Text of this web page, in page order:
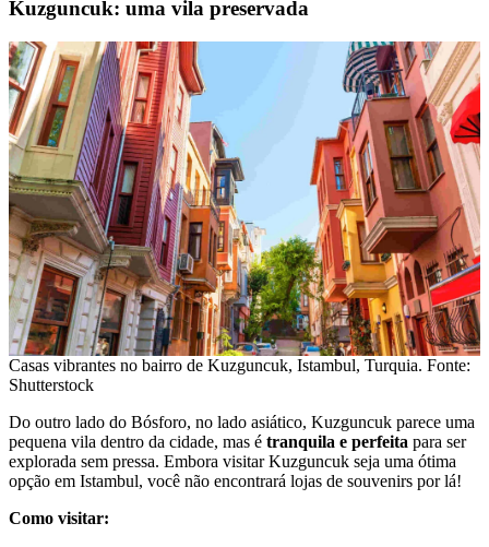
Kuzguncuk: uma vila preservada
Casas vibrantes no bairro de Kuzguncuk, Istambul, Turquia. Fonte:
Shutterstock
Do outro lado do Bósforo, no lado asiático, Kuzguncuk parece uma
pequena vila dentro da cidade, mas é tranquila e perfeita para ser
explorada sem pressa. Embora visitar Kuzguncuk seja uma ótima
opção em Istambul, você não encontrará lojas de souvenirs por lá!
Como visitar: